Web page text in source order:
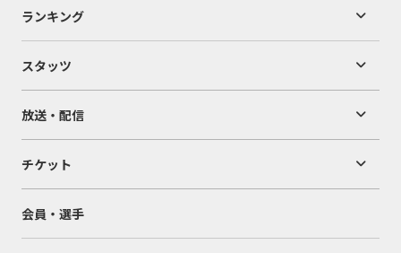
ランキング
スタッツ
放送・配信
チケット
会員・選手